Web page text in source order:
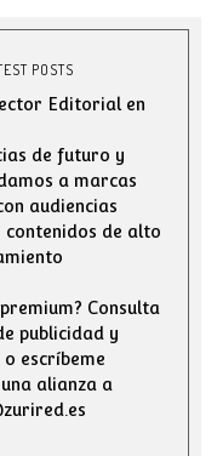
POSTS
Editorial en
de futuro y
a marcas
audiencias
contenidos de alto
Consulta
publicidad y
escríbeme
alianza a